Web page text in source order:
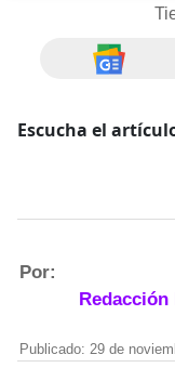
Escucha el
Por:
Redacción
Publicado: 29 de